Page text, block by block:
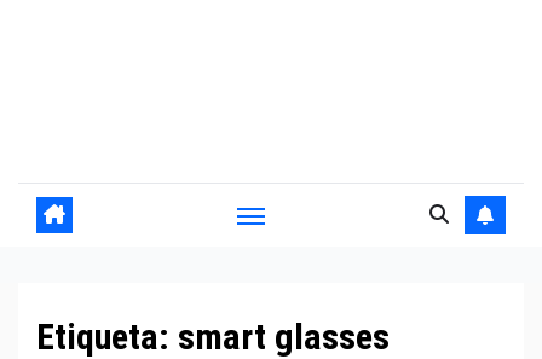
Etiqueta: smart glasses